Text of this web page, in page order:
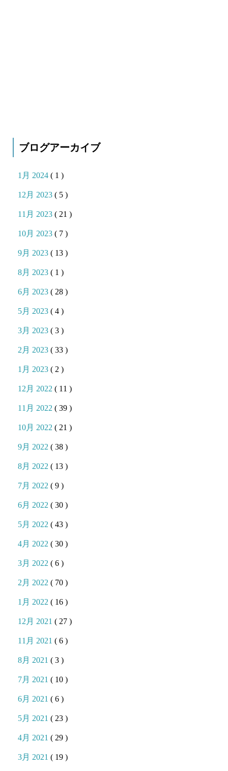
ブログアーカイブ
1月 2024( 1 )
12月 2023( 5 )
11月 2023( 21 )
10月 2023( 7 )
9月 2023( 13 )
8月 2023( 1 )
6月 2023( 28 )
5月 2023( 4 )
3月 2023( 3 )
2月 2023( 33 )
1月 2023( 2 )
12月 2022( 11 )
11月 2022( 39 )
10月 2022( 21 )
9月 2022( 38 )
8月 2022( 13 )
7月 2022( 9 )
6月 2022( 30 )
5月 2022( 43 )
4月 2022( 30 )
3月 2022( 6 )
2月 2022( 70 )
1月 2022( 16 )
12月 2021( 27 )
11月 2021( 6 )
8月 2021( 3 )
7月 2021( 10 )
6月 2021( 6 )
5月 2021( 23 )
4月 2021( 29 )
3月 2021( 19 )